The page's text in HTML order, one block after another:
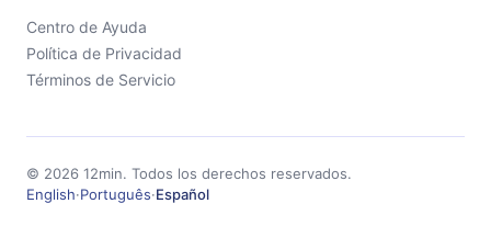
Centro de Ayuda
Política de Privacidad
Términos de Servicio
© 2026 12min. Todos los derechos reservados.
English·Português·Español